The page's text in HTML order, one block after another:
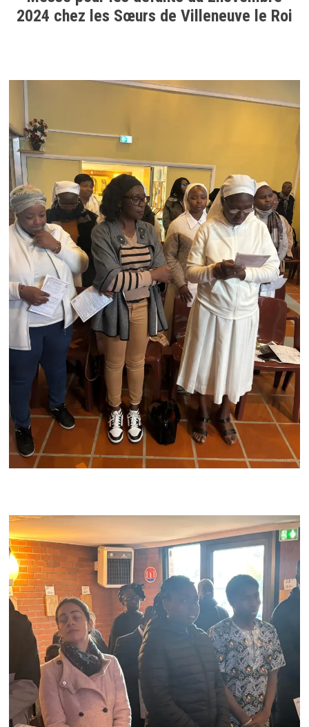
2024 chez les Sœurs de Villeneuve le Roi